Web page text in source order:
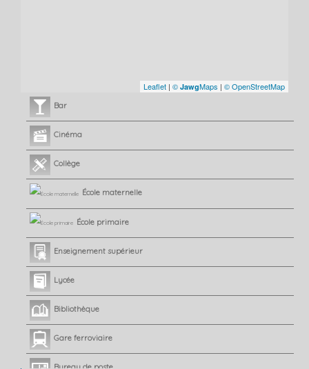
Leaflet | © JawgMaps | © OpenStreetMap
Bar
Cinéma
Collège
École maternelle
École primaire
Enseignement supérieur
Lycée
Bibliothèque
Gare ferroviaire